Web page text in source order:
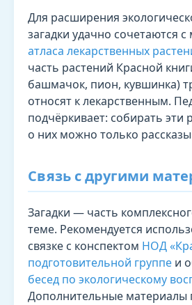
Для расширения
загадки удачно сочетаются
атласа лекарственных
часть растений Красной
башмачок, пион, кувшинка)
относят к лекарственным.
подчёркивает: собирать эти
о них можно только
Связь с другими
Загадки — часть
теме. Рекомендуется
связке с конспектом НОД
подготовительной группе и
бесед по экологическому
Дополнительные материалы